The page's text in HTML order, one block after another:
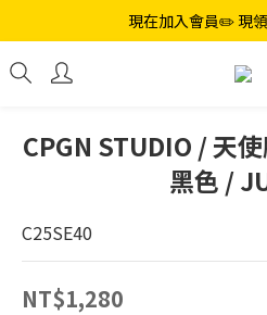
現在加入會員✏️ 現
CPGN STUDIO / 天
黑色 /
C25SE40
NT$1,280